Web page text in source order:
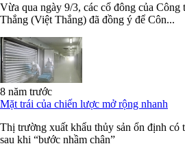
Vừa qua ngày 9/3, các cổ đông của
Thắng (Việt Thắng) đã đồng ý để Côn...
8 năm trước
Mặt trái của chiến lược mở rộng nhanh
Thị trường xuất khẩu thủy sản ổn định có
sau khi “bước nhầm chân”